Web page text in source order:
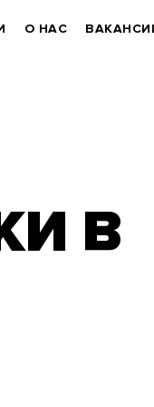
О НАС
В